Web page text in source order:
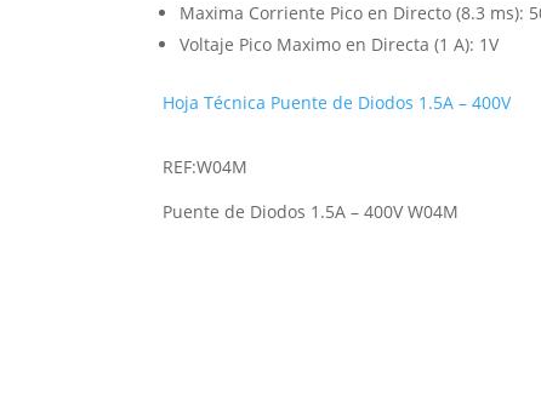
Maxima Corriente Pico en Directo (8.3 ms):
Voltaje Pico Maximo en Directa (1 A): 1V
Hoja Técnica Puente de Diodos 1.5A – 400V
REF:W04M
Puente de Diodos 1.5A – 400V W04M